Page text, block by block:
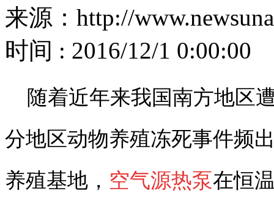
来源：http://
时间 : 2016/12/1 0:00:00
随着近年来我国南方地区
分地区动物养殖冻死事件频
养殖基地， 空气源热泵在恒